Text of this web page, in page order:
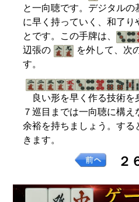
と一向聴です。デジタル
に早く持っていく、和了り
とです。この手牌は、
辺張の
を外して、次
す。
良い形を早く作る技術を
７巡目までは一向聴に構
余裕を持ちましょう。する
きます。
２